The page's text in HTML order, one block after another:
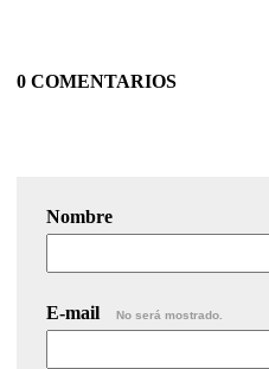
0 COMENTARIOS
Nombre
E-mail No será mostrado.